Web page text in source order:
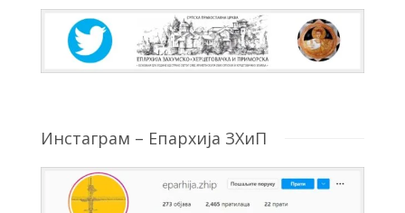
Инстаграм – Епархија ЗХиП